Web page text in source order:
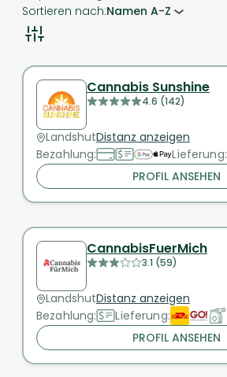
Sortieren nach:Namen A-Z
Cannabis Sunshine
4.6 (142)
LandshutDistanz anzeigen
Bezahlung:
Lieferung:
PROFIL ANSEHEN
CannabisFuerMich
3.1 (59)
LandshutDistanz anzeigen
Bezahlung:
Lieferung:
PROFIL ANSEHEN